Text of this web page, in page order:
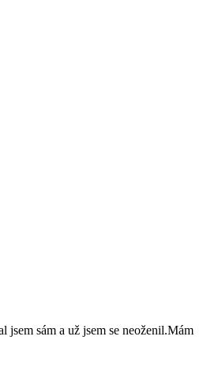
sám a už jsem se neoženil.Mám